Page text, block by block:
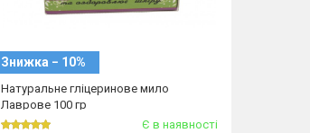
Знижка − 10%
Натуральне гліцеринове мило
Лаврове 100 гр
Є в наявності